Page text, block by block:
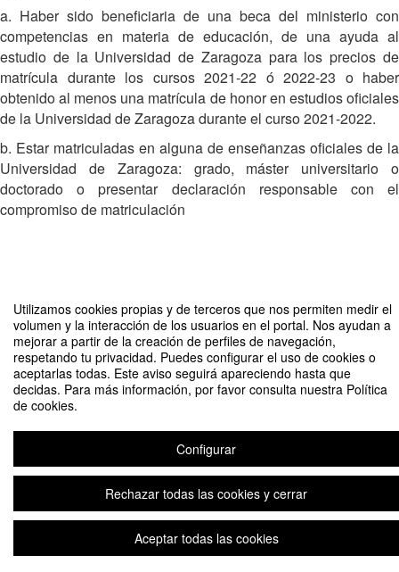
Utilizamos cookies propias y de terceros que nos permiten medir el
volumen y la interacción de los usuarios en el portal. Nos ayudan a
mejorar a partir de la creación de perfiles de navegación,
respetando tu privacidad. Puedes configurar el uso de cookies o
aceptarlas todas. Este aviso seguirá apareciendo hasta que
decidas. Para más información, por favor consulta nuestra Política
de cookies.
Configurar
Rechazar todas las cookies y cerrar
Aceptar todas las cookies
a. Haber sido beneficiaria de una beca del ministerio con
competencias en materia de educación, de una ayuda al
estudio de la Universidad de Zaragoza para los precios de
matrícula durante los cursos 2021-22 ó 2022-23 o haber
obtenido al menos una matrícula de honor en estudios oficiales
de la Universidad de Zaragoza durante el curso 2021-2022.
b. Estar matriculadas en alguna de enseñanzas oficiales de la
Universidad de Zaragoza: grado, máster universitario o
doctorado o presentar declaración responsable con el
compromiso de matriculación
Plataforma de organización de eventos Symposium